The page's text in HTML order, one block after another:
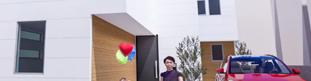
物件
リノベ物件
スタッフ紹介
採用情報
関連企業(セイズホーム)